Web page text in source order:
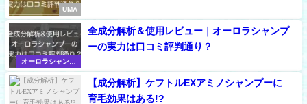
UMA
オーロラシャンプ
ー
全成分解析＆使用レビュー｜オーロラシャンプ
ーの実力は口コミ評判通り？
【成分解析】ケフトルEXアミノシャンプーに
育毛効果はある!?